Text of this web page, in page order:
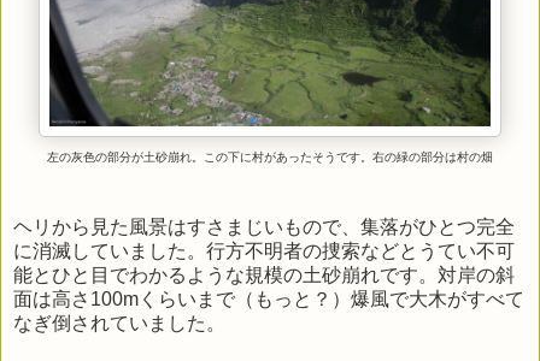
左の灰色の部分が土砂崩れ。この下に村があったそうです。右の緑の部分は村の畑
ヘリから見た風景はすさまじいもので、集落がひとつ完全
に消滅していました。行方不明者の捜索などとうてい不可
能とひと目でわかるような規模の土砂崩れです。対岸の斜
面は高さ100mくらいまで（もっと？）爆風で大木がすべて
なぎ倒されていました。